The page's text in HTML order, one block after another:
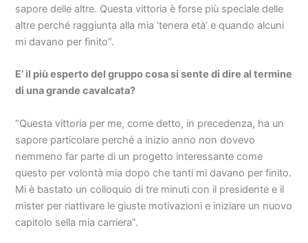
sapore delle altre. Questa vittoria è forse più speciale delle
altre perché raggiunta alla mia ‘tenera età’ e quando alcuni
mi davano per finito”.
E’ il più esperto del gruppo cosa si sente di dire al termine
di una grande cavalcata?
“Questa vittoria per me, come detto, in precedenza, ha un
sapore particolare perché a inizio anno non dovevo
nemmeno far parte di un progetto interessante come
questo per volontà mia dopo che tanti mi davano per finito.
Mi è bastato un colloquio di tre minuti con il presidente e il
mister per riattivare le giuste motivazioni e iniziare un nuovo
capitolo sella mia carriera”.